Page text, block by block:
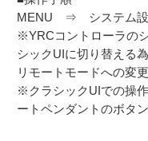
MENU ⇒ システム
※YRCコントローラの
シックUIに切り替える
リモートモードへの変
※クラシックUIでの操
ートペンダントのボタ